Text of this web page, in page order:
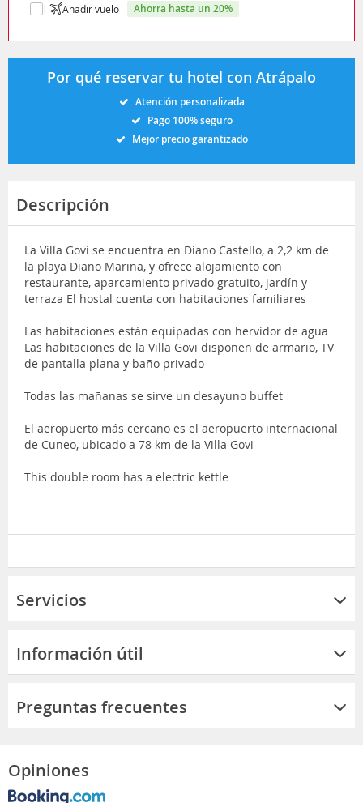
Añadir vuelo ahorra hasta un 20%
Por qué reservar tu hotel con Atrápalo
Atención personalizada
Pago 100% seguro
Mejor precio garantizado
Descripción
La Villa Govi se encuentra en Diano Castello, a 2,2 km de
la playa Diano Marina, y ofrece alojamiento con
restaurante, aparcamiento privado gratuito, jardín y
terraza El hostal cuenta con habitaciones familiares
Las habitaciones están equipadas con hervidor de agua
Las habitaciones de la Villa Govi disponen de armario, TV
de pantalla plana y baño privado
Todas las mañanas se sirve un desayuno buffet
El aeropuerto más cercano es el aeropuerto internacional
de Cuneo, ubicado a 78 km de la Villa Govi
This double room has a electric kettle
Servicios
Información útil
Preguntas frecuentes
Opiniones